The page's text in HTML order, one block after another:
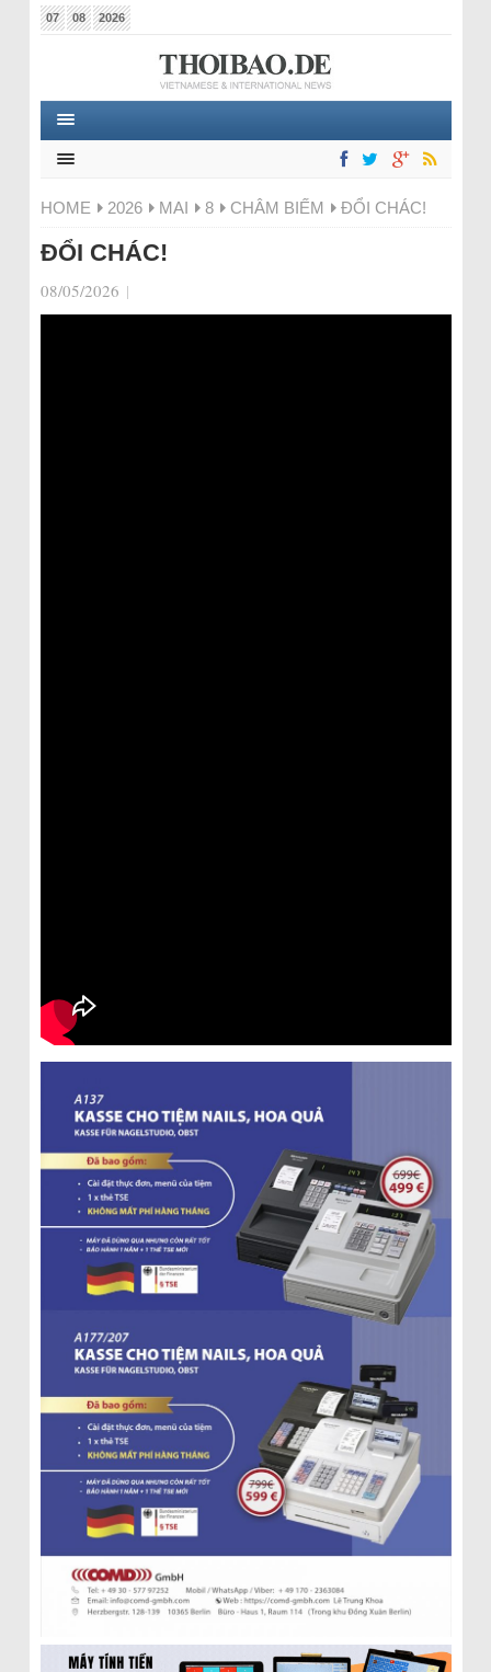
07 08 2026
HOME 2026 MAI 8 CHÂM BIẾM ĐỔI CHÁC!
ĐỔI CHÁC!
08/05/2026 |